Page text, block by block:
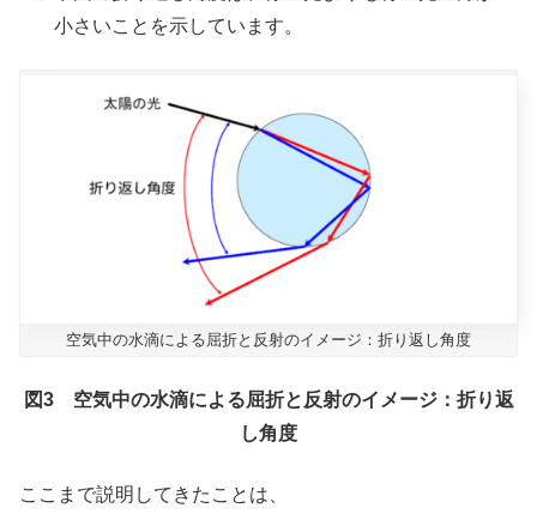
小さいことを示しています。
空気中の水滴による屈折と反射のイメージ：折り返し角度
図3 空気中の水滴による屈折と反射のイメージ：折り返
し角度
ここまで説明してきたことは、